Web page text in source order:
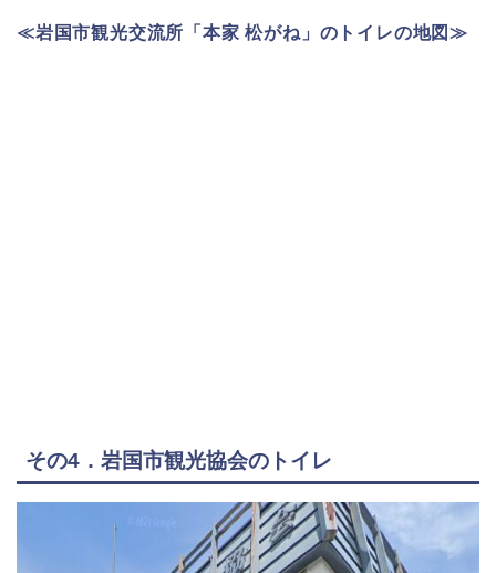
≪岩国市観光交流所「本家 松がね」のトイレの地図≫
その4．岩国市観光協会のトイレ